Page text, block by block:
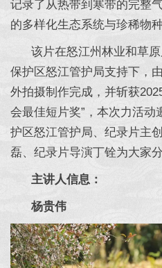
记录了从热带到寒带的完整
的多样化生态系统与珍稀物种
该片在怒江州林业和草原
保护区怒江管护局支持下，
外拍摄制作完成，并斩获
会最佳短片奖”，本次力活
护区怒江管护局、纪录片主
磊、纪录片导演丁铨为大家
主讲人信息：
杨贵伟